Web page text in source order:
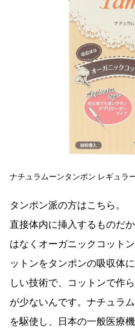
ナチュラムーンタンポン レギュラ
タンポン派の方はこちら。
直接体内に挿入するものだ
はなくオーガニックコット
ットンをタンポンの吸収体
しい技術で、コットンで作
が少ないんです。ナチュラ
を駆使し、日本の一般医療